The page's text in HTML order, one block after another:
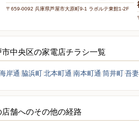
〒659-0092 兵庫県芦屋市大原町9-1 ラポルテ東館1-2F
市中央区の家電店チラシ一覧
岸通 脇浜町北本町通 南本町通 筒井町吾
店舗へのその他の経路